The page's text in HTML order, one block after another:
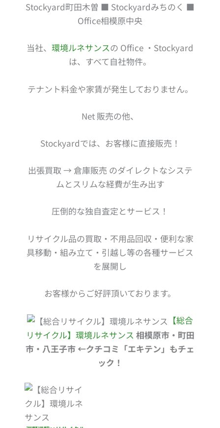
Stockyard町田木曽 ■ Stockyardみちのく ■
Office相模原中央
当社、 環境ルネサンスの Office ・Stockyard
は、すべて自社物件。
テナント料金や家賃が発生しておりません。
Net 販売の他、
Stockyardでは、お客様に直接販売！
出張買取 → 倉庫販売 のダイレクトなシステ
ムとスリムな経費が生み出す
圧倒的な独自査定とサービス！
リサイクル品の買取・不用品回収・便利な家
具移動・組み立て・引越し等の各種サービス
を展開し
お客様からご好評頂いております。
【総合
リサイクル】環境ルネサンス 相模原市・町田
市・八王子市 ←クチコミ「エキテン」もチェ
ック！